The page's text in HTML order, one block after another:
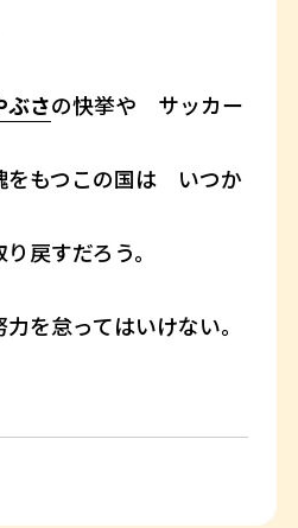
ぶさの快挙や サッカー
をもつこの国は いつか
戻すだろう。
を怠ってはいけない。